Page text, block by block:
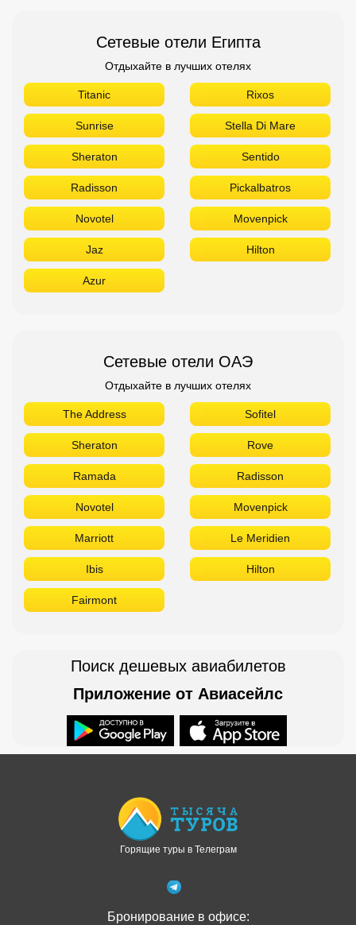
Сетевые отели Египта
Отдыхайте в лучших отелях
Titanic Rixos
Sunrise Stella Di Mare
Sheraton Sentido
Radisson Pickalbatros
Novotel Movenpick
Jaz Hilton
Azur
Сетевые отели ОАЭ
Отдыхайте в лучших отелях
The Address Sofitel
Sheraton Rove
Ramada Radisson
Novotel Movenpick
Marriott Le Meridien
Ibis Hilton
Fairmont
Поиск дешевых авиабилетов
Приложение от Авиасейлс
Горящие туры в Телеграм
Бронирование в офисе: